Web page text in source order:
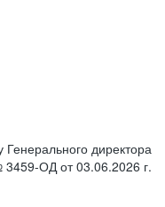
директора
ОД от 03.06.2026 г.